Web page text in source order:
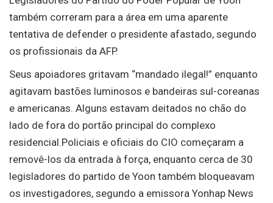
também correram para a área em uma aparente
tentativa de defender o presidente afastado, segundo
os profissionais da AFP.
Seus apoiadores gritavam “mandado ilegal!” enquanto
agitavam bastões luminosos e bandeiras sul-coreanas
e americanas. Alguns estavam deitados no chão do
lado de fora do portão principal do complexo
residencial.Policiais e oficiais do CIO começaram a
removê-los da entrada à força, enquanto cerca de 30
legisladores do partido de Yoon também bloqueavam
os investigadores, segundo a emissora Yonhap News